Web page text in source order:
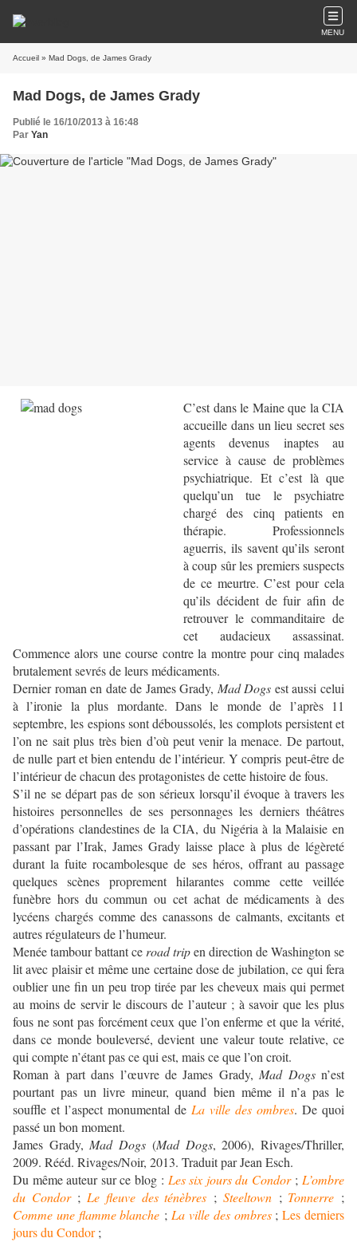
MENU
Accueil » Mad Dogs, de James Grady
Mad Dogs, de James Grady
Publié le 16/10/2013 à 16:48
Par Yan
C’est dans le Maine que la CIA
accueille dans un lieu secret ses
agents devenus inaptes au
service à cause de problèmes
psychiatrique. Et c’est là que
quelqu’un tue le psychiatre
chargé des cinq patients en
thérapie. Professionnels
aguerris, ils savent qu’ils seront
à coup sûr les premiers suspects
de ce meurtre. C’est pour cela
qu’ils décident de fuir afin de
retrouver le commanditaire de
cet audacieux assassinat.
Commence alors une course contre la montre pour cinq malades
brutalement sevrés de leurs médicaments.
Dernier roman en date de James Grady, Mad Dogs est aussi celui
à l’ironie la plus mordante. Dans le monde de l’après 11
septembre, les espions sont déboussolés, les complots persistent et
l’on ne sait plus très bien d’où peut venir la menace. De partout,
de nulle part et bien entendu de l’intérieur. Y compris peut-être de
l’intérieur de chacun des protagonistes de cette histoire de fous.
S’il ne se départ pas de son sérieux lorsqu’il évoque à travers les
histoires personnelles de ses personnages les derniers théâtres
d’opérations clandestines de la CIA, du Nigéria à la Malaisie en
passant par l’Irak, James Grady laisse place à plus de légèreté
durant la fuite rocambolesque de ses héros, offrant au passage
quelques scènes proprement hilarantes comme cette veillée
funèbre hors du commun ou cet achat de médicaments à des
lycéens chargés comme des canassons de calmants, excitants et
autres régulateurs de l’humeur.
Menée tambour battant ce road tripen direction de Washington se
lit avec plaisir et même une certaine dose de jubilation, ce qui fera
oublier une fin un peu trop tirée par les cheveux mais qui permet
au moins de servir le discours de l’auteur ; à savoir que les plus
fous ne sont pas forcément ceux que l’on enferme et que la vérité,
dans ce monde bouleversé, devient une valeur toute relative, ce
qui compte n’étant pas ce qui est, mais ce que l’on croit.
Roman à part dans l’œuvre de James Grady, Mad Dogsn’est
pourtant pas un livre mineur, quand bien même il n’a pas le
souffle et l’aspect monumental de La ville des ombres. De quoi
passé un bon moment.
James Grady, Mad Dogs (Mad Dogs, 2006), Rivages/Thriller,
2009. Rééd. Rivages/Noir, 2013. Traduit par Jean Esch.
Du même auteur sur ce blog : Les six jours du Condor; L’ombre
du Condor; Le fleuve des ténèbres ; Steeltown; Tonnerre ;
Comme une flamme blanche ; La ville des ombres;Les derniers
jours du Condor;